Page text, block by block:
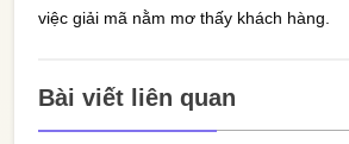
việc giải mã nằm mơ thấy khách hàng.
Bài viết liên quan